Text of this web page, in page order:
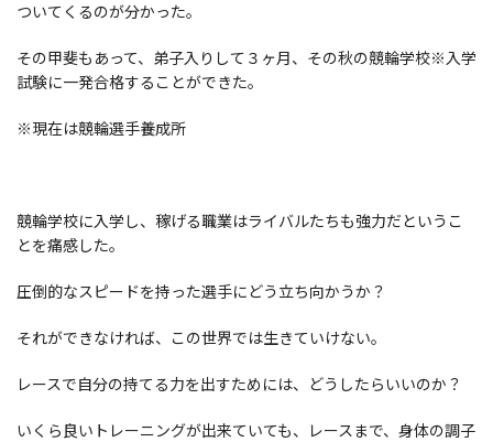
ついてくるのが分かった。
その甲斐もあって、弟子入りして３ヶ月、その秋の競輪学校※入学
試験に一発合格することができた。
※現在は競輪選手養成所
競輪学校に入学し、稼げる職業はライバルたちも強力だというこ
とを痛感した。
圧倒的なスピードを持った選手にどう立ち向かうか？
それができなければ、この世界では生きていけない。
レースで自分の持てる力を出すためには、どうしたらいいのか？
いくら良いトレーニングが出来ていても、レースまで、身体の調子